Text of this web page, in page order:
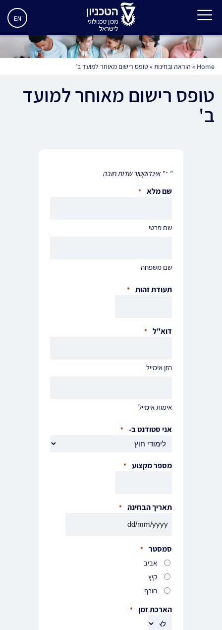
EN
Home
» הוראה ובחינות »טופס רישום מאוחר למועד ב’
טופס רישום מאוחר למועד
ב'
"
*" אינדוקטור שדות חובה
שם מלא *
שם פרטי
שם משפחה
תעודת זהות *
דוא"ל *
הזן אימייל
אימות אימייל
אני סטודנט ב- *
מספר מקצוע *
תאריך הבחינה *
DD
סלאש
MM
סלאש
YYYY
סמסטר *
אביב
קיץ
חורף
הארכת זמן *